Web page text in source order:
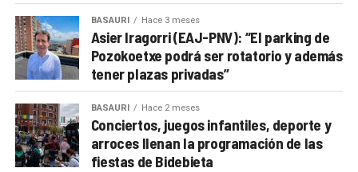
BASAURI Hace 3 meses
Asier Iragorri (EAJ-PNV): “El parking de
Pozokoetxe podrá ser rotatorio y además
tener plazas privadas”
BASAURI Hace 2 meses
Conciertos, juegos infantiles, deporte y
arroces llenan la programación de las
fiestas de Bidebieta